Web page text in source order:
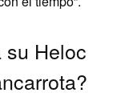
su Heloc